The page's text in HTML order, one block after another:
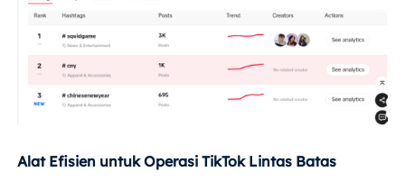
Alat Efisien untuk Operasi TikTok Lintas Batas